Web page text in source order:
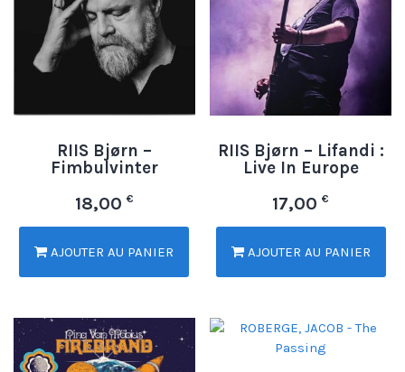
RIIS Bjørn –
Fimbulvinter
18,00 €
AJOUTER AU PANIER
RIIS Bjørn – Lifandi :
Live In Europe
17,00€
AJOUTER AU PANIER